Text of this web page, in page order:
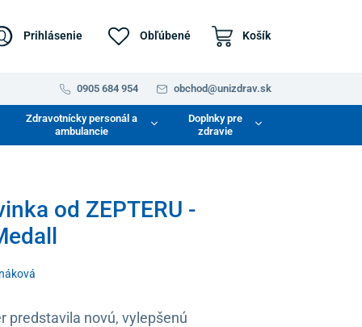
Prihlásenie Obľúbené Košík
0905 684 954 obchod@unizdrav.sk
Zdravotnícky personál a
ambulancie
Doplnky pre
zdravie
od ZEPTERU -
predstavila novú, vylepšenú